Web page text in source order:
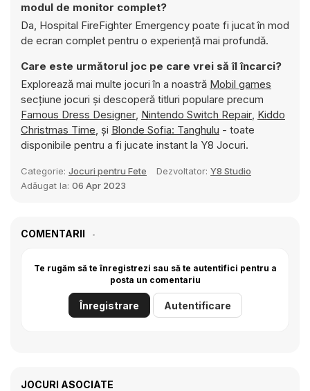
modul de monitor complet?
Da, Hospital FireFighter Emergency poate fi jucat în mod
de ecran complet pentru o experiență mai profundă.
Care este următorul joc pe care vrei să îl încarci?
Explorează mai multe jocuri în a noastră Mobil games
secțiune jocuri și descoperă titluri populare precum
Famous Dress Designer, Nintendo Switch Repair, Kiddo
Christmas Time, și Blonde Sofia: Tanghulu - toate
disponibile pentru a fi jucate instant la Y8 Jocuri.
Categorie: Jocuri pentru Fete Dezvoltator: Y8 Studio
Adăugat la: 06 Apr 2023
COMENTARII
Te rugăm să te înregistrezi sau să te autentifici pentru a
posta un comentariu
Înregistrare Autentificare
JOCURI ASOCIATE